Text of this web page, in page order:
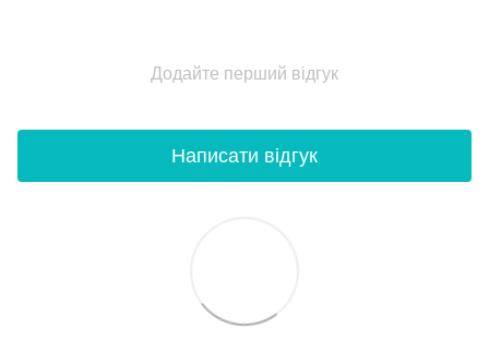
Додайте перший відгук
Написати відгук